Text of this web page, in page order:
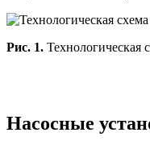
Рис. 1. Технологическая
Насосные